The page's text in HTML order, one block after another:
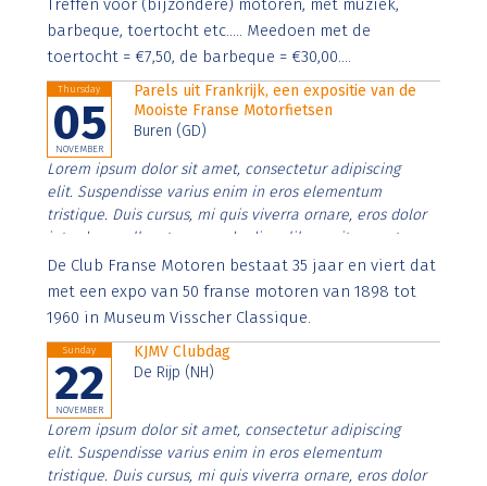
imperdiet. Nunc ut sem vitae risus tristique posuere.
Treffen voor (bijzondere) motoren, met muziek,
barbeque, toertocht etc..... Meedoen met de
toertocht = €7,50, de barbeque = €30,00....
Thursday
05
NOVEMBER
Parels uit Frankrijk, een expositie van de
Mooiste Franse Motorfietsen
Buren (GD)
Lorem ipsum dolor sit amet, consectetur adipiscing
elit. Suspendisse varius enim in eros elementum
tristique. Duis cursus, mi quis viverra ornare, eros dolor
interdum nulla, ut commodo diam libero vitae erat.
Aenean faucibus nibh et justo cursus id rutrum lorem
imperdiet. Nunc ut sem vitae risus tristique posuere.
De Club Franse Motoren bestaat 35 jaar en viert dat
met een expo van 50 franse motoren van 1898 tot
1960 in Museum Visscher Classique.
Sunday
22
NOVEMBER
KJMV Clubdag
De Rijp (NH)
Lorem ipsum dolor sit amet, consectetur adipiscing
elit. Suspendisse varius enim in eros elementum
tristique. Duis cursus, mi quis viverra ornare, eros dolor